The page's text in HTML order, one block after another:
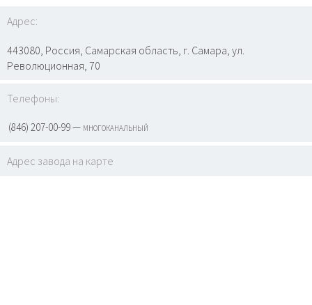
Адрес:
443080, Россия, Самарская область, г. Самара, ул.
Революционная, 70
Телефоны:
(846) 207-00-99 — многоканальный
Адрес завода на карте